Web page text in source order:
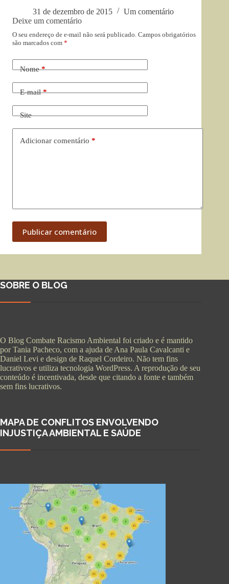
31 de dezembro de 2015
Um comentário
Deixe um comentário
O seu endereço de e-mail não será publicado. Campos obrigatórios
são marcados com *
Nome*
E-mail*
Site
Adicionar comentário *
Publicar comentário
SOBRE O BLOG
O Blog Combate Racismo Ambiental foi criado e é mantido
por Tania Pacheco, com a ajuda de Ana Paula Cavalcanti e
Daniel Levi e design de Raquel Cordeiro. Não tem fins
lucrativos e utiliza tecnologia WordPress. A reprodução de seu
conteúdo é incentivada, desde que citando a fonte e também
sem fins lucrativos.
MAPA DE CONFLITOS ENVOLVENDO
INJUSTIÇA AMBIENTAL E SAÚDE